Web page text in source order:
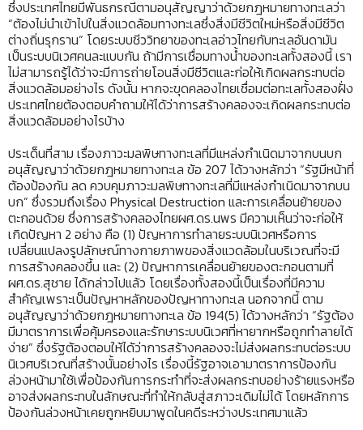
ซึ่งประเทศไทยมีพันธกรณีตามอนุสัญญาว่าด้วยกฎหมายทางทะเลว่า
“ต้องไม่นำเข้าไปในสิ่งแวดล้อมทางทะเลซึ่งสิ่งมีชีวิตใหม่หรือสิ่งมีชีวิต
ต่างถิ่นรุกราน” โดยระบบชีววิทยาของทะเลอ่าวไทยกับทะเลอันดามัน
เป็นระบบนิเวศคนละแบบกัน ถ้ามีการเชื่อมทางน้ำของทะเลทั้งสองนี้ เรา
ไม่สามารถรู้ได้ว่าจะมีการถ่ายโอนสิ่งมีชีวิตและก่อให้เกิดผลกระทบต่อ
สิ่งแวดล้อมอย่างไร ดังนั้น หากจะขุดคลองไทยเชื่อมต่อทะเลทั้งสองฝั่ง
ประเทศไทยต้องตอบคำถามให้ได้ว่าการสร้างคลองจะเกิดผลกระทบต่อ
สิ่งแวดล้อมอย่างไรบ้าง
ประเด็นที่สาม เรื่องภาวะมลพิษทางทะเลที่มีแหล่งกำเนิดมาจากบนบก
อนุสัญญาว่าด้วยกฎหมายทางทะเล ข้อ 207 ได้วางหลักว่า “รัฐมีหน้าที่
ต้องป้องกัน ลด ควบคุมภาวะมลพิษทางทะเลที่มีแหล่งกำเนิดมาจากบน
บก” ซึ่งรวมถึงเรื่อง Physical Destruction และการเคลื่อนย้ายของ
ตะกอนด้วย ซึ่งการสร้างคลองไทยผศ.ดร.นพร มีความเห็นว่าจะก่อให้
เกิดปัญหา 2 อย่าง คือ (1) ปัญหาการทำลายระบบนิเวศหรือการ
เปลี่ยนแปลงรูปลักษณ์ทางกายภาพของสิ่งแวดล้อมในบริเวณที่จะมี
การสร้างคลองขึ้น และ (2) ปัญหาการเคลื่อนย้ายของตะกอนตามที่
ผศ.ดร.สุชาย ได้กล่าวไปแล้ว โดยเรื่องทั้งสองนี้เป็นเรื่องที่มีความ
สำคัญเพราะเป็นปัญหาหลักของปัญหาทางทะเล นอกจากนี้ ตาม
อนุสัญญาว่าด้วยกฎหมายทางทะเล ข้อ 194(5) ได้วางหลักว่า “รัฐต้อง
มีมาตราการเพื่อคุ้มครองและรักษาระบบนิเวศที่หายากหรือถูกทำลายได้
ง่าย” ซึ่งรัฐต้องตอบให้ได้ว่าการสร้างคลองจะไม่ส่งผลกระทบต่อระบบ
นิเวศบริเวณที่สร้างนั้นอย่างไร เรื่องนี้รัฐอาจเอามาตราการป้องกัน
ล่วงหน้ามาใช้เพื่อป้องกันการกระทำที่จะส่งผลกระทบอย่างร้ายแรงหรือ
อาจส่งผลกระทบในลักษณะที่ทำให้กลับสู่สภาวะเดิมไม่ได้ โดยหลักการ
ป้องกันล่วงหน้าเคยถูกหยิบมาพูดในคดีระหว่างประเทศมาแล้ว